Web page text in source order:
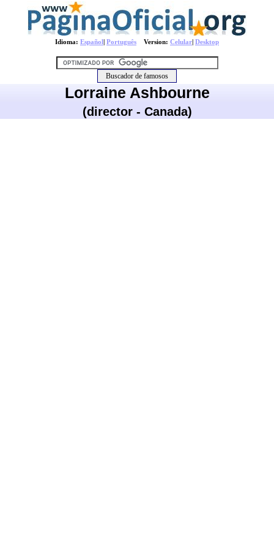
Idioma: Español| Português Version: Celular| Desktop
Lorraine Ashbourne
(director - Canada)